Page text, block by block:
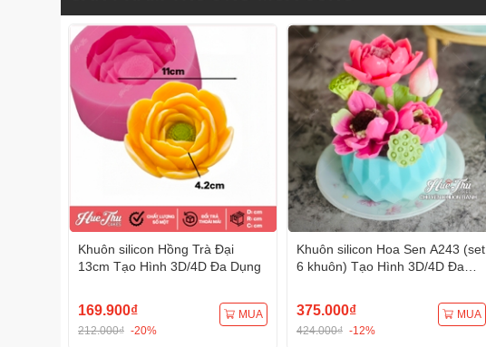
Khuôn silicon Hồng Trà Đại
13cm Tạo Hình 3D/4D Đa Dụng
169.900₫
212.000₫ -20%
MUA
Khuôn silicon Hoa Sen A243 (set
6 khuôn) Tạo Hình 3D/4D Đa
375.000₫
424.000₫ -12%
MUA